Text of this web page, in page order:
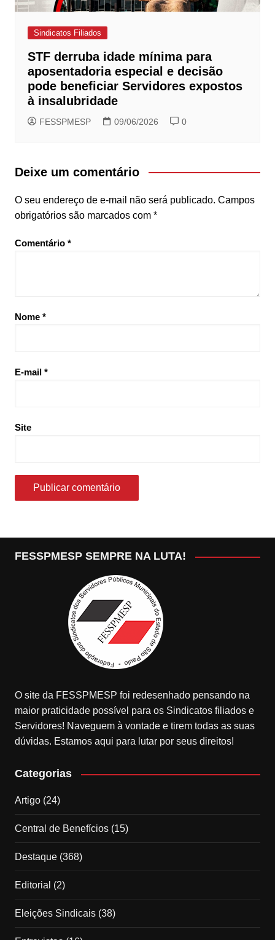
Sindicatos Filiados
STF derruba idade mínima para
aposentadoria especial e decisão
pode beneficiar Servidores expostos
à insalubridade
FESSPMESP 09/06/2026 0
Deixe um comentário
O seu endereço de e-mail não será publicado. Campos
obrigatórios são marcados com *
Comentário *
Nome *
E-mail *
Site
FESSPMESP SEMPRE NA LUTA!
O site da FESSPMESP foi redesenhado pensando na
maior praticidade possível para os Sindicatos filiados e
Servidores! Naveguem à vontade e tirem todas as suas
dúvidas. Estamos aqui para lutar por seus direitos!
Categorias
Artigo(24)
Central de Benefícios(15)
Destaque(368)
Editorial (2)
Eleições Sindicais(38)